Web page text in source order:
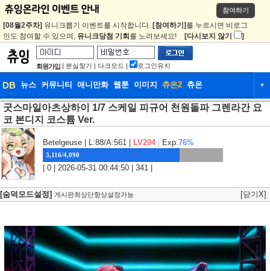
참여하기
[08월2주차] 유니크뽑기 이벤트를 시작합니다. [참여하기] 를 누르시면 비로그
인도 참여할 수 있으며, 유니크당첨 기회 를 노려보세요! [다시보지 않기 ]
회원가입 | 분실찾기 | 다크모드 | 로그인유지
DB 뉴스 커뮤니티 애니만화 웹툰 이미지 츄온2 츄온 ▼
DB 뉴스 커뮤니티 애니만화
웹툰
굿스마일아츠상하이 1/7 스케일 피규어 천원돌파 그렌라간 요
코 본디지 코스튬 Ver.
Betelgeuse | L:88/A:561 | LV204 Exp.76%
3,116/4,090
| 0 | 2026-05-31 00:44:50 | 341 |
[숨덕모드설정] 게시판최상단항상설정가능 [닫기X]